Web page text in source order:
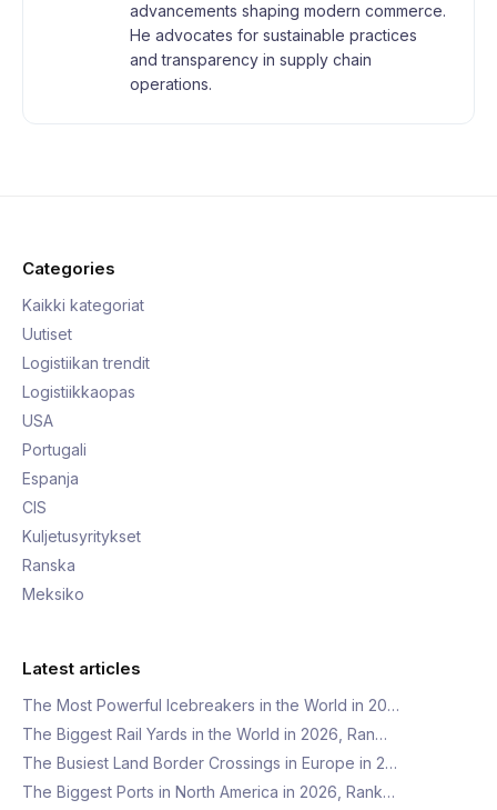
advancements shaping modern commerce.
He advocates for sustainable practices
and transparency in supply chain
operations.
Categories
Kaikki kategoriat
Uutiset
Logistiikan trendit
Logistiikkaopas
USA
Portugali
Espanja
CIS
Kuljetusyritykset
Ranska
Meksiko
Latest articles
The Most Powerful Icebreakers in the World in 20…
The Biggest Rail Yards in the World in 2026, Ran…
The Busiest Land Border Crossings in Europe in 2…
The Biggest Ports in North America in 2026, Rank…